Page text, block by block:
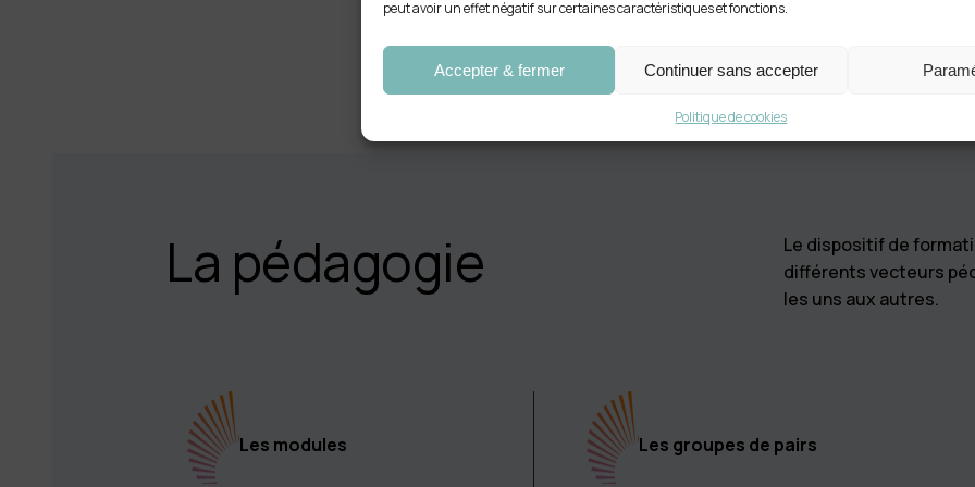
peut avoir un effet négatif sur certaines caractéristiques et fonctions.
Accepter & fermer Continuer sans accepter
Politique de cookies
La certification Coach&Team® (examen final) valide
de la posture C&T®.
Le titre RNCP niveau 6 atteste, auprès de l’État et
La pédagogie
Le dispositif de
différents vecteurs
les uns aux autres.
Les modules Les groupes de pairs